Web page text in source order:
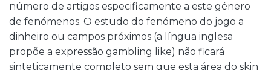
número de artigos especificamente a este género
de fenómenos. O estudo do fenómeno do jogo a
dinheiro ou campos próximos (a língua inglesa
propõe a expressão gambling like) não ficará
sinteticamente completo sem que esta área do skin